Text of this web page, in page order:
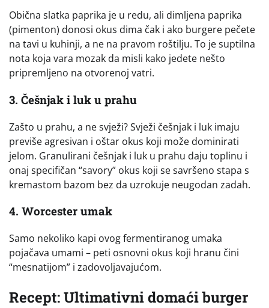
Obična slatka paprika je u redu, ali dimljena paprika
(pimenton) donosi okus dima čak i ako burgere pečete
na tavi u kuhinji, a ne na pravom roštilju. To je suptilna
nota koja vara mozak da misli kako jedete nešto
pripremljeno na otvorenoj vatri.
3. Češnjak i luk u prahu
Zašto u prahu, a ne svježi? Svježi češnjak i luk imaju
previše agresivan i oštar okus koji može dominirati
jelom. Granulirani češnjak i luk u prahu daju toplinu i
onaj specifičan “savory” okus koji se savršeno stapa s
kremastom bazom bez da uzrokuje neugodan zadah.
4. Worcester umak
Samo nekoliko kapi ovog fermentiranog umaka
pojačava umami – peti osnovni okus koji hranu čini
“mesnatijom” i zadovoljavajućom.
Recept: Ultimativni domaći burger